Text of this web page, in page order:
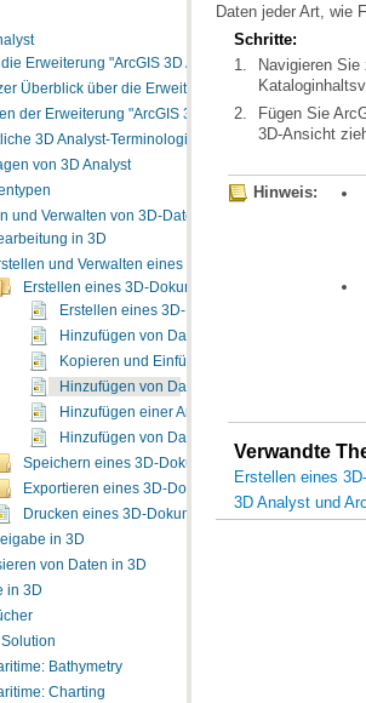
Erweiterung "ArcGIS 3D Analyst"?
Überblick über die Erweiterung "ArcGIS 3D Analyst"
der Erweiterung "ArcGIS 3D Analyst"
3D Analyst-Terminologie
von 3D Analyst
und Verwalten von 3D-Daten
in 3D
und Verwalten eines 3D-Dokuments
Erstellen eines 3D-Dokuments
Erstellen eines 3D-Dokuments
Hinzufügen von Daten zu einem Dokument
Kopieren und Einfügen von Layern
Hinzufügen von Daten aus dem Katalog
Hinzufügen einer ArcGIS Online-Grundkarte
Hinzufügen von Daten aus ArcGIS Online
Speichern eines 3D-Dokuments
Exportieren eines 3D-Dokuments
Drucken eines 3D-Dokuments
in 3D
von Daten in 3D
in 3D
Bathymetry
Charting
Daten jeder Art, wie
Schritte:
3D-Ansicht
Hinweis:
Verwandte
Erstellen eines
3D Analyst und